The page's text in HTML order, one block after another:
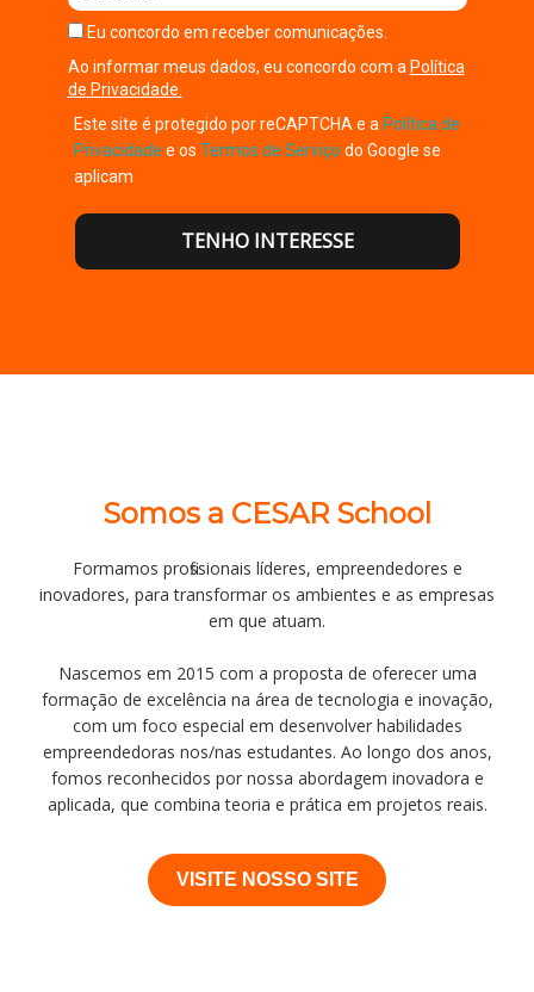
Eu concordo em receber comunicações.
Ao informar meus dados, eu concordo com a Política
de Privacidade.
Este site é protegido por reCAPTCHA e a Política de
Privacidade e os Termos de Serviço do Google se
aplicam
TENHO INTERESSE
Somos a CESAR School
Formamos profissionais líderes, empreendedores e
inovadores, para transformar os ambientes e as empresas
em que atuam.
Nascemos em 2015 com a proposta de oferecer uma
formação de excelência na área de tecnologia e inovação,
com um foco especial em desenvolver habilidades
empreendedoras nos/nas estudantes. Ao longo dos anos,
fomos reconhecidos por nossa abordagem inovadora e
aplicada, que combina teoria e prática em projetos reais.
VISITE NOSSO SITE